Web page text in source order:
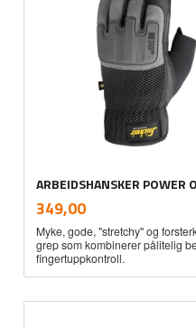
ARBEIDSHANSKER POWER
Pris
349,00mva.
Myke, gode, "stretchy" og
grep som kombinerer pålitelig
fingertuppkontroll.